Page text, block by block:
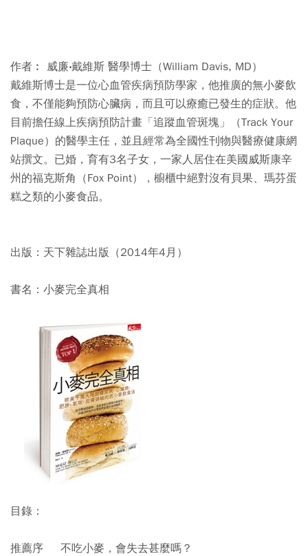
作者︰ 威廉‧戴維斯 醫學博士（William Davis, MD）
戴維斯博士是一位心血管疾病預防學家，他推廣的無小麥飲
食，不僅能夠預防心臟病，而且可以療癒已發生的症狀。他
目前擔任線上疾病預防計畫「追蹤血管斑塊」（Track Your
Plaque）的醫學主任，並且經常為全國性刊物與醫療健康網
站撰文。已婚，育有3名子女，一家人居住在美國威斯康辛
州的福克斯角（Fox Point），櫥櫃中絕對沒有貝果、瑪芬蛋
糕之類的小麥食品。
出版：天下雜誌出版（2014年4月）
書名：小麥完全真相
目錄：
推薦序 不吃小麥，會失去甚麼嗎？